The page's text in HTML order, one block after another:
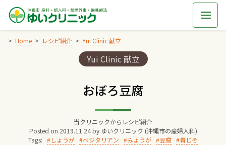
Skip
content
Home レシピ紹介 Yui Clinic 献立
Categories:
Yui Clinic 献立
おぼろ豆腐
当クリニックからレシピ紹介
Posted on 2019.11.24 by ゆいクリニック (沖縄市の産婦人科)
Tags:
しょうが ベジタリアン みょうが 豆腐 青じそ
院長からのごあいさつ